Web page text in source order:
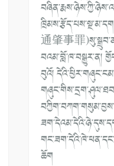
བཞིན་
通肇事罪
བའམ་བློ་ཁ་བསྒྱུར་ན།
བུའོ།
བཀྱིག་བཀག་གསུམ་
གང་ཟག་
ཆོག